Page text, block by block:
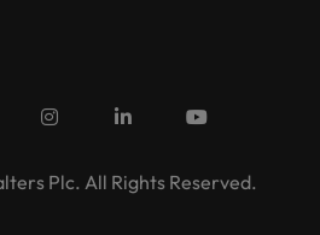
Plc. All Rights Reserved.